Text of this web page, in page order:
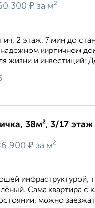
300 ₽ за м²
2 этаж. 7 мин до
кирпичном
жизни и инвестиций:
38м², 3/17 этаж
900 ₽ за м²
инфраструктурой,
Сама квартира с
можно